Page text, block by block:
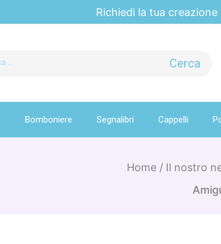
Richiedi la tua
Bomboniere Segnalibri Cappelli
Home / Il nostro